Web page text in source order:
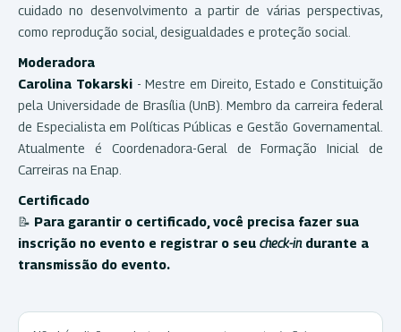
cuidado no desenvolvimento a partir de várias perspectivas,
como reprodução social, desigualdades e proteção social.
Moderadora
Carolina Tokarski- Mestre em Direito, Estado e Constituição
pela Universidade de Brasília (UnB). Membro da carreira federal
de Especialista em Políticas Públicas e Gestão Governamental.
Atualmente é Coordenadora-Geral de Formação Inicial de
Carreiras na Enap.
Certificado
📝 Para garantir o certificado, você precisa fazer sua
inscrição no evento e registrar o seu check-indurante a
transmissão do evento.